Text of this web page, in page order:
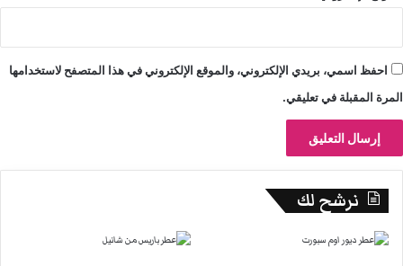
احفظ اسمي، بريدي الإلكتروني، والموقع الإلكتروني في هذا المتصفح لاستخدامها
المرة المقبلة في تعليقي.
نرشح لك